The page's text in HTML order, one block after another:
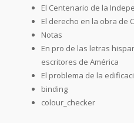
El Centenario de la
El derecho en la obra de
Notas
En pro de las letras
escritores de América
El problema de la
binding
colour_checker